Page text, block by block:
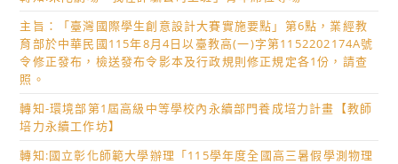
甄
選
取
名
單
主旨：「臺灣國際學生創意設計大賽實施要點」第6點，業經教
育部於中華民國115年8月4日以臺教高(一)字第1152202174A號
令修正發布，檢送發布令影本及行政規則修正規定各1份，請查
照。
轉知-環境部第1屆高級中等學校內永續部門養成培力計畫【教師
培力永續工作坊】
轉知:國立彰化師範大學辦理「115學年度全國高三暑假學測物理